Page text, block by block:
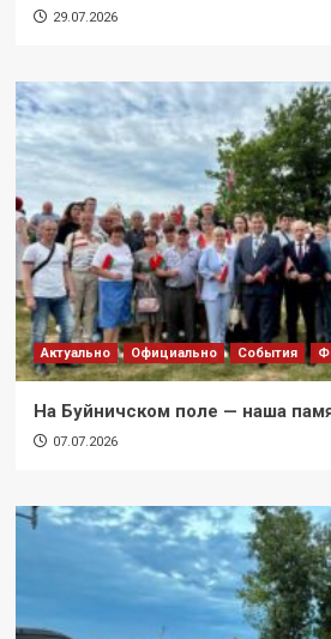
29.07.2026
Актуально Официально События
На Буйничском поле — наша
07.07.2026